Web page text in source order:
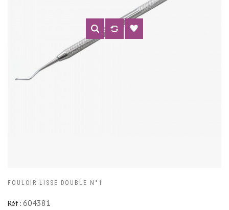
FOULOIR LISSE DOUBLE N°1
Réf : 604381